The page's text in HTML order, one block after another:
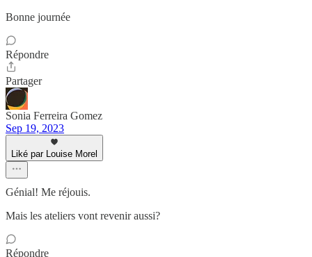
Bonne journée
Répondre
Partager
Sonia Ferreira Gomez
Sep 19, 2023
Liké par Louise Morel
Génial! Me réjouis.
Mais les ateliers vont revenir aussi?
Répondre